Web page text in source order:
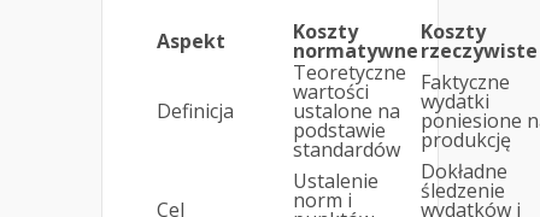
Aspekt Koszty
normatywne
Koszty
rzeczywiste
Definicja
Teoretyczne
wartości
ustalone na
podstawie
standardów
Faktyczne
wydatki
poniesione
produkcję
Cel
Ustalenie
norm i
Dokładne
śledzenie
wydatków i